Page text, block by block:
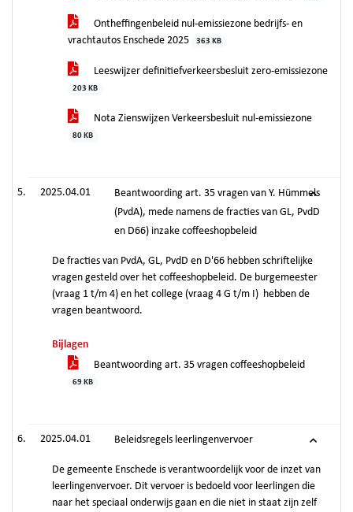
Ontheffingenbeleid nul-emissiezone bedrijfs- en
vrachtautos Enschede 2025
363 KB
Leeswijzer definitiefverkeersbesluit zero-emissiezone
203 KB
Nota Zienswijzen Verkeersbesluit nul-emissiezone
80 KB
2025.04.01
Beantwoording art. 35 vragen van Y. Hümmels
(PvdA), mede namens de fracties van GL, PvdD
en D66) inzake coffeeshopbeleid
De fracties van PvdA, GL, PvdD en D'66 hebben schriftelijke
vragen gesteld over het coffeeshopbeleid. De burgemeester
(vraag 1 t/m 4) en het college (vraag 4 G t/m I) hebben de
vragen beantwoord.
Bijlagen
Beantwoording art. 35 vragen coffeeshopbeleid
69 KB
2025.04.01 Beleidsregels leerlingenvervoer
De gemeente Enschede is verantwoordelijk voor de inzet van
leerlingenvervoer. Dit vervoer is bedoeld voor leerlingen die
naar het speciaal onderwijs gaan en die niet in staat zijn zelf